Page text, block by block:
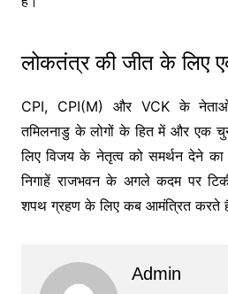
लोकतंत्र की जीत के लिए
CPI, CPI(M) और VCK के
तमिलनाडु के लोगों के हित में और एक
लिए विजय के नेतृत्व को समर्थन देने
निगाहें राजभवन के अगले कदम पर
शपथ ग्रहण के लिए कब आमंत्रित करते
Admin